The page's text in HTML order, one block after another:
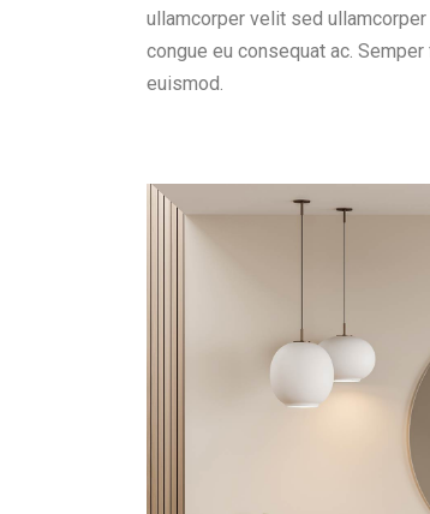
ullamcorper velit sed
congue eu consequat ac.
euismod.